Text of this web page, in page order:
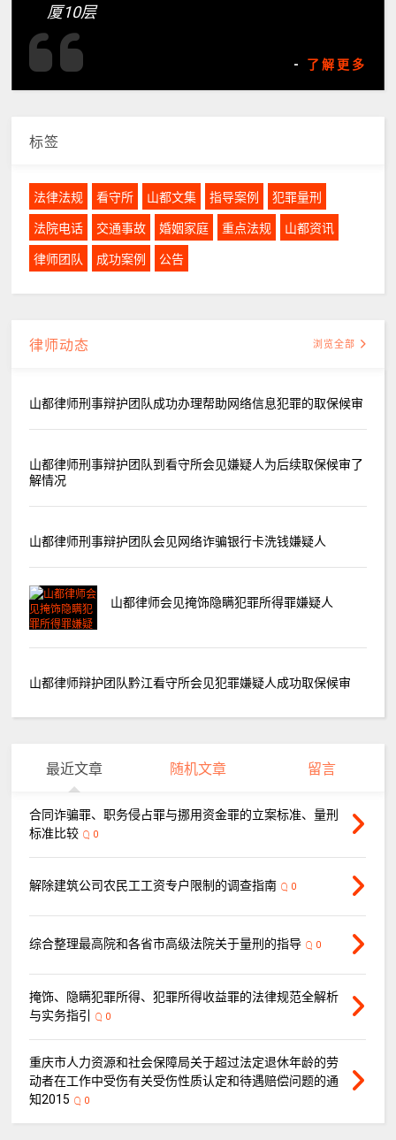
厦10层
- 了解更多
标签
法律法规 看守所 山都文集 指导案例 犯罪量刑
法院电话 交通事故 婚姻家庭 重点法规 山都资讯
律师团队 成功案例 公告
律师动态 浏览全部
山都律师刑事辩护团队成功办理帮助网络信息犯罪的取保候审
山都律师刑事辩护团队到看守所会见嫌疑人为后续取保候审了
解情况
山都律师刑事辩护团队会见网络诈骗银行卡洗钱嫌疑人
山都律师会见掩饰隐瞒犯罪所得罪嫌疑人
山都律师辩护团队黔江看守所会见犯罪嫌疑人成功取保候审
最近文章 随机文章 留言
合同诈骗罪、职务侵占罪与挪用资金罪的立案标准、量刑
标准比较
0
解除建筑公司农民工工资专户限制的调查指南 0
综合整理最高院和各省市高级法院关于量刑的指导 0
掩饰、隐瞒犯罪所得、犯罪所得收益罪的法律规范全解析
与实务指引
0
重庆市人力资源和社会保障局关于超过法定退休年龄的劳
动者在工作中受伤有关受伤性质认定和待遇赔偿问题的通
知2015
0